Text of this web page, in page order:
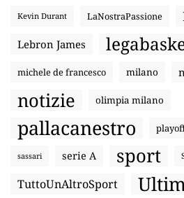
Kevin Durant LaNostraPassione
Lebron James
michele de francesco milano
notizie olimpia milano
pallacanestro
sassari serie A sport
TuttoUnAltroSport